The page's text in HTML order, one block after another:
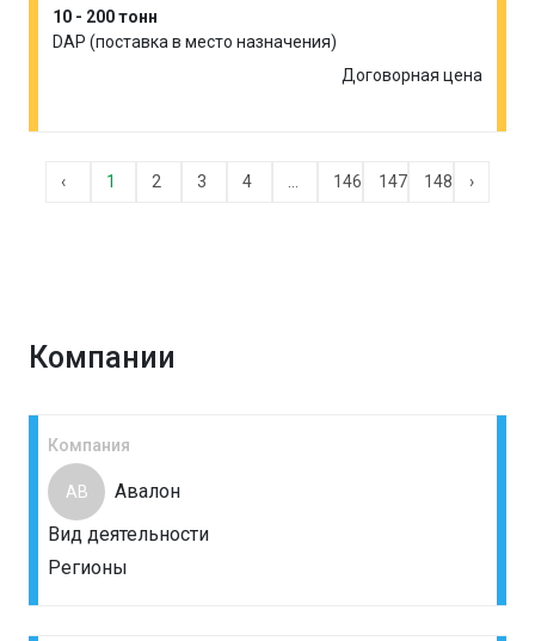
10 - 200 тонн
DAP (поставка в место назначения)
Договорная цена
‹ 1 2 3 4 146 147 148 ›
Компании
Компания
АВ
Авалон
Вид деятельности
Регионы